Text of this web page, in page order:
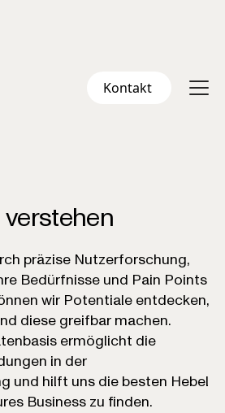
Kontakt
verstehen
präzise Nutzerforschung,
Bedürfnisse und Pain Points
wir Potentiale entdecken,
diese greifbar machen.
ermöglicht die
in der
und hilft uns die besten Hebel
Business zu finden.